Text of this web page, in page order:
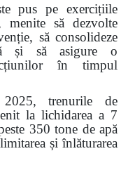
pus pe exercițiile
să dezvolte
să consolideze
și să asigure o
în timpul
trenurile de
la lichidarea a 7
350 tone de apă
și înlăturarea